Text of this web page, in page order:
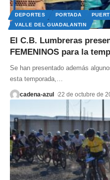
DEPORTES PORTADA
VALLE DEL GUADALANTIN
El C.B. Lumbreras
FEMENINOS para la
Se han presentado además
esta temporada,
cadena-azul 22 de octubre de